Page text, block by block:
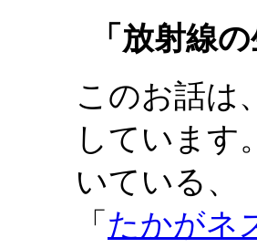
「放射線
このお話は
しています
いている、
「 たかがネ